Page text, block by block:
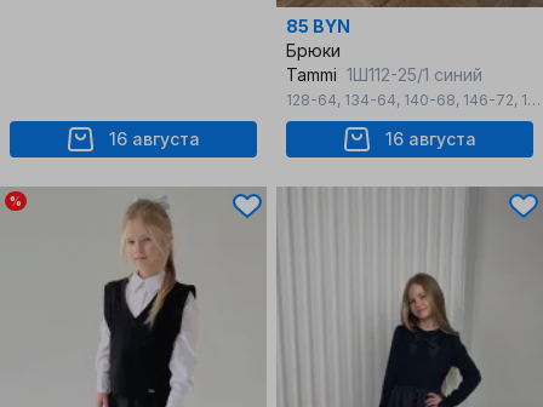
16 августа
85 BYN
Брюки
Tammi 1Ш112-25/1 синий
128-64, 134-64, 140-68, 146-72, 152-76
16 августа
%